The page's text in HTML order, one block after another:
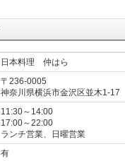
日本料理 仲はら
〒236-0005
神奈川県横浜市金沢区並木1-17
11:30～14:00
17:00～22:00
ランチ営業、日曜営業
有